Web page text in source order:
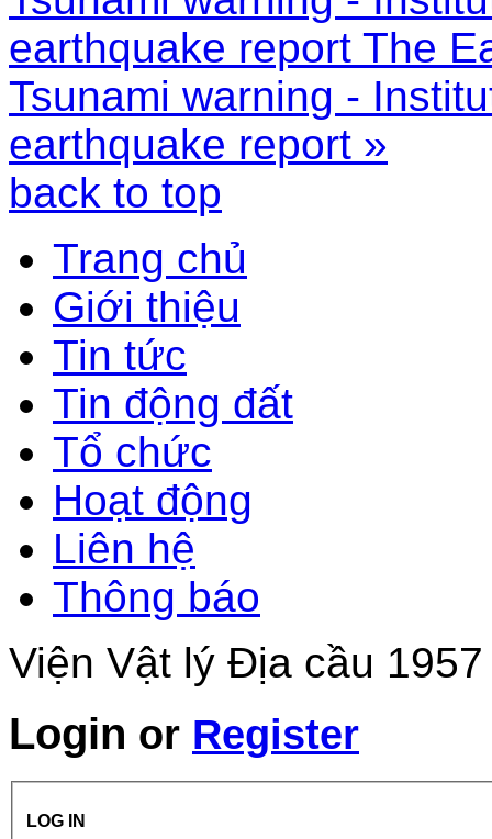
earthquake report The
Tsunami warning -
earthquake report »
back to top
Trang chủ
Giới thiệu
Tin tức
Tin động đất
Tổ chức
Hoạt động
Liên hệ
Thông báo
Viện Vật lý Địa cầu
Login or Register
LOG IN